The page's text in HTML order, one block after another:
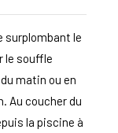
surplombant le
le souffle
matin ou en
Au coucher du
la piscine à